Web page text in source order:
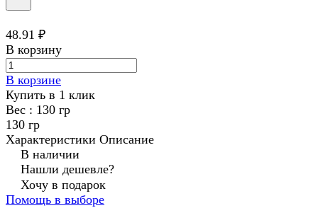
48.91 ₽
В корзину
В корзине
Купить в 1 клик
Вес : 130 гр
130 гр
Характеристики Описание
В наличии
Нашли дешевле?
Хочу в подарок
Помощь в выборе